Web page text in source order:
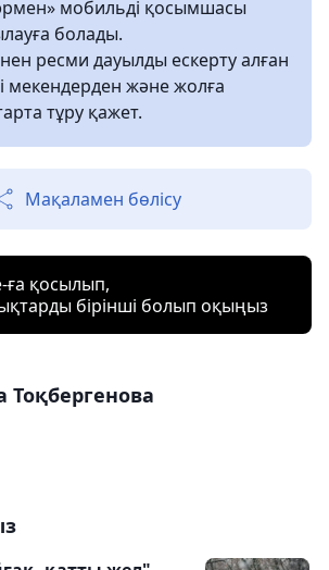
мобильді қосымшасы
болады.
ресми дауылды ескерту алған
мекендерден және жолға
тұру қажет.
Мақаламен бөлісу
ға қосылып,
бірінші болып оқыңыз
Тоқбергенова